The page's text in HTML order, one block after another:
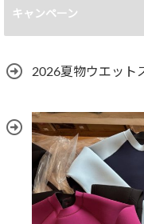
キャンペーン
2026夏物ウエット